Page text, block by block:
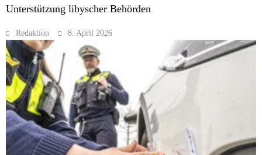
Unterstützung libyscher Behörden
Redaktion 8. April 2026